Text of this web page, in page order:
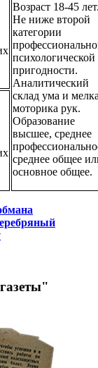
Возраст 18-45
Не ниже второй
категории
психологической
пригодности.
Аналитический
склад ума и
моторика рук.
Образование
высшее, среднее
среднее общее
основное общее.